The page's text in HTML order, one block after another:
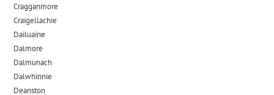
Cragganmore
Craigellachie
Dailuaine
Dalmore​
Dalmunach
Dalwhinnie
Deanston